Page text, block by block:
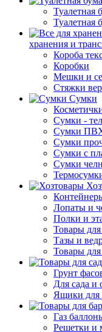
Туалетная
Туалетная
хранения и
Короба
Коробки
Мешки и
Стяжки
Сумки
Сумки -
Сумки
Сумки
Сумки с
Сумки
Лопаты и
Полки и
Товары
Тазы и
Товары для
Грунт
Для сада и
Ящики для
Газ
Решетки и